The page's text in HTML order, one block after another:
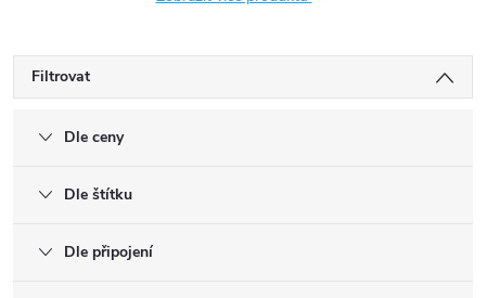
Filtrovat
Dle ceny
Dle štítku
Dle připojení